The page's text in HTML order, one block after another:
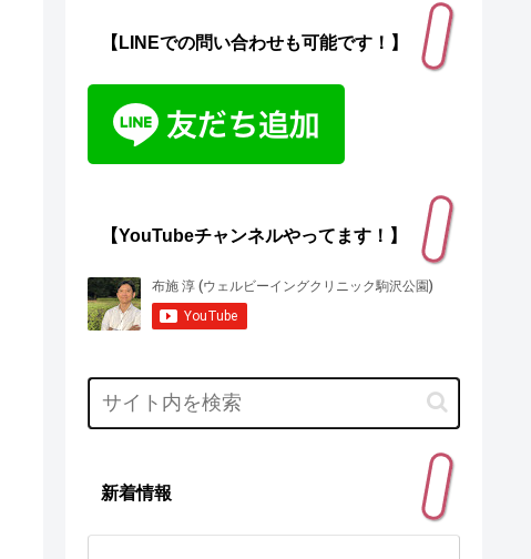
【LINEでの問い合わせも可能です！】
【YouTubeチャンネルやってます！】
新着情報